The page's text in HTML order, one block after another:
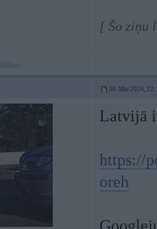
[ Šo ziņu
30. Mar 2024,
Latvijā
https://
oreh